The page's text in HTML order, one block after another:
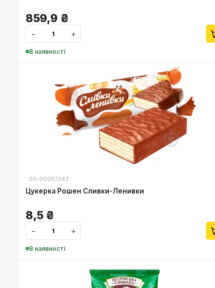
859,9 ₴
− +
В наявності
00-00057343
Цукерка Рошен Сливки-Ленивки
8,5 ₴
− +
В наявності